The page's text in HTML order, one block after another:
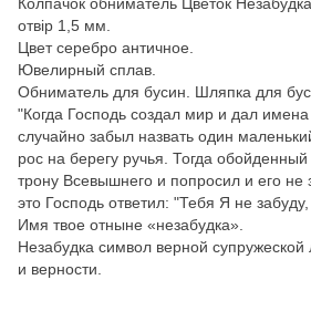
отвір 1,5 мм.
Цвет серебро античное.
Ювелирный сплав.
Обниматель для бусин. Шляпка для
"Когда Господь создал мир и дал
случайно забыл назвать один
рос на берегу ручья. Тогда
трону Всевышнего и попросил и его не
это Господь ответил: "Тебя Я не
Имя твое отныне «незабудка».
Незабудка символ верной
и верности.